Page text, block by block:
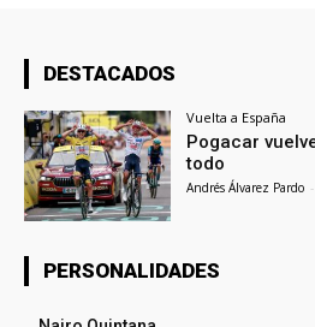
DESTACADOS
Vuelta a España
Pogacar
todo
Andrés Álvarez Pardo -
PERSONALIDADES